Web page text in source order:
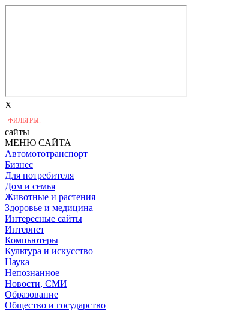
X
ФИЛЬТРЫ:
сайты
МЕНЮ САЙТА
Автомототранспорт
Бизнес
Для потребителя
Дом и семья
Животные и растения
Здоровье и медицина
Интересные сайты
Интернет
Компьютеры
Культура и искусство
Наука
Непознанное
Новости, СМИ
Образование
Общество и государство